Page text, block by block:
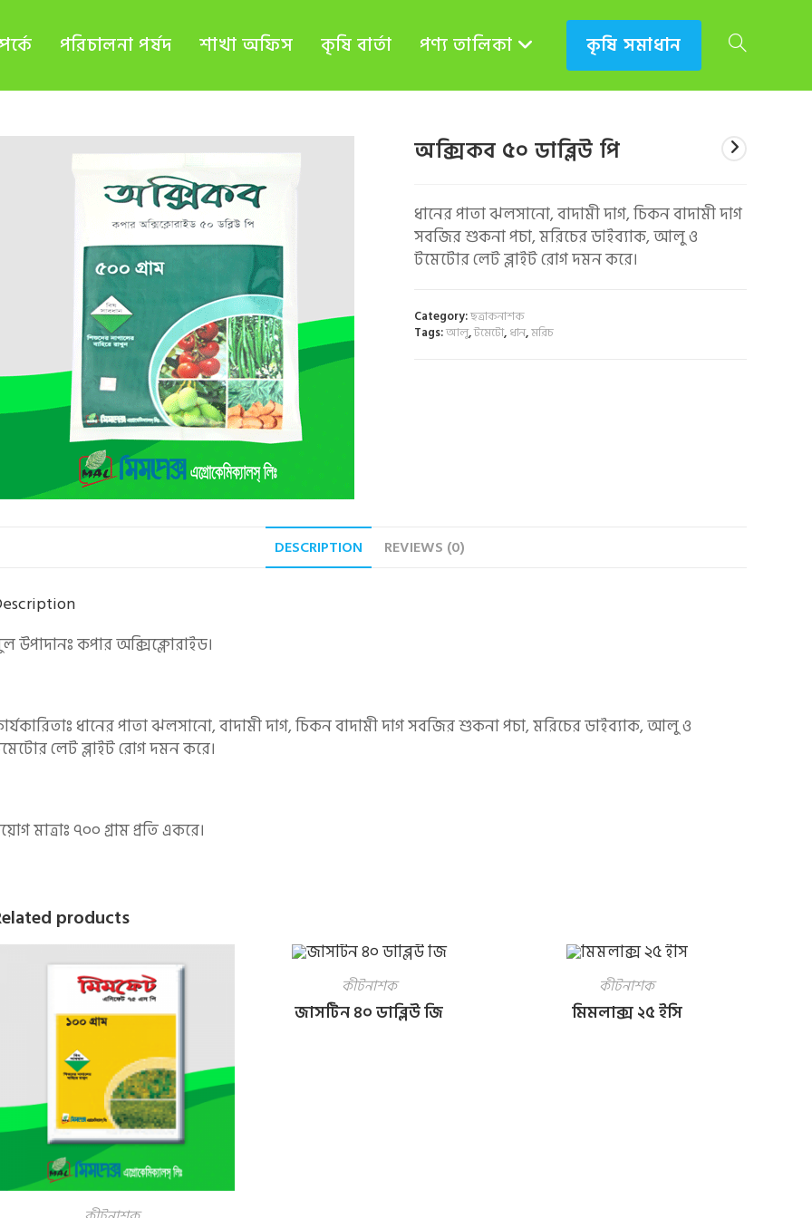
পরিচালনা পর্ষদ শাখা অফিস কৃষি বার্তা পণ্য তালিকা কৃষি সমাধান TOGGLE
SEARCH
অক্সিকব ৫০ ডাব্লিউ পি
ধানের পাতা ঝলসানো, বাদামী দাগ, চিকন বাদামী দাগ
সবজির শুকনা পচা, মরিচের ডাইব্যাক, আলু ও
টমেটোর লেট ব্লাইট রোগ দমন করে।
Category:ছত্রাকনাশক
Tags:আলু,টমেটো,ধান,মরিচ
DESCRIPTION REVIEWS (0)
উপাদানঃ কপার অক্সিক্লোরাইড।
ধানের পাতা ঝলসানো, বাদামী দাগ, চিকন বাদামী দাগ সবজির শুকনা পচা, মরিচের ডাইব্যাক, আলু ও
লেট ব্লাইট রোগ দমন করে।
মাত্রাঃ ৭০০ গ্রাম প্রতি একরে।
products
কীটনাশক
জাসটিন ৪০ ডাব্লিউ জি
কীটনাশক
মিমলাক্স ২৫ ইসি